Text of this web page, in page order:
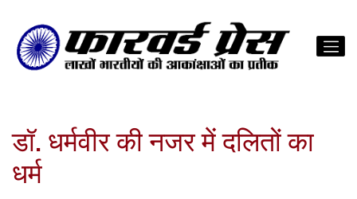
डॉ. धर्मवीर की नजर में दलितों का
धर्म